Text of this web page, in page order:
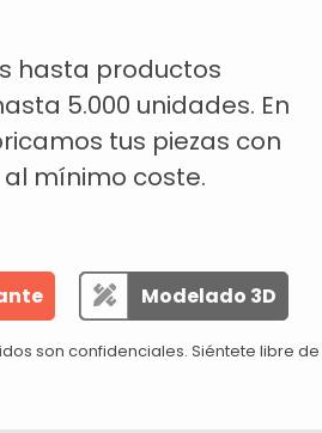
hasta productos
5.000 unidades. En
tus piezas con
mínimo coste.
Modelado 3D
son confidenciales. Siéntete libre de